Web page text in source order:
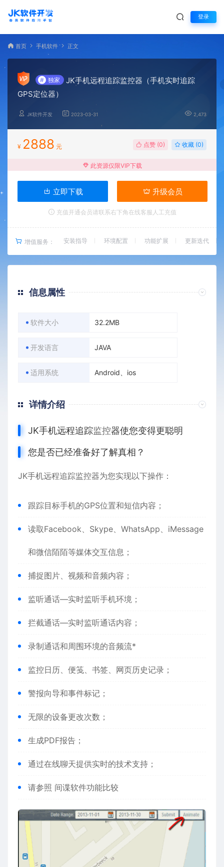
登录
首页 手机软件 正文
# 独家
JK手机远程追踪监控器（手机实时追踪
GPS定位器）
JK软件开发 2023-03-31 2,473
¥ 2888 元 点赞 (0) 收藏 (0)
此资源仅限VIP下载
立即下载 升级会员
充值开通会员请联系右下角在线客服人工充值
增值服务： 安装指导 环境配置 功能扩展 更新迭代
信息属性
软件大小 32.2MB
开发语言 JAVA
适用系统 Android、ios
详情介绍
JK手机远程追踪监控器使您变得更聪明
您是否已经准备好了解真相？
JK手机远程追踪监控器为您实现以下操作：
跟踪目标手机的GPS位置和短信内容；
读取Facebook、Skype、WhatsApp、iMessage
和微信陌陌等媒体交互信息；
捕捉图片、视频和音频内容；
监听通话—实时监听手机环境；
拦截通话—实时监听通话内容；
录制通话和周围环境的音频流*
监控日历、便笺、书签、网页历史记录；
警报向导和事件标记；
无限的设备更改次数；
生成PDF报告；
通过在线聊天提供实时的技术支持；
请参照 间谍软件功能比较